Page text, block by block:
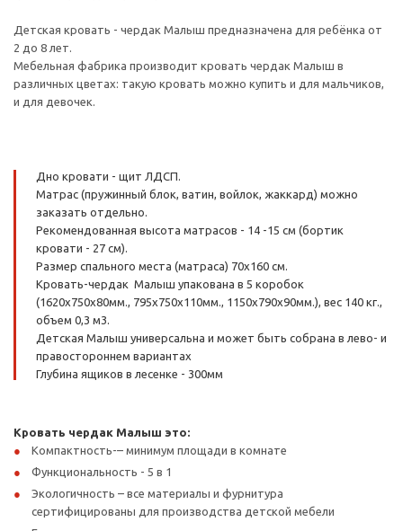
Детская кровать - чердак Малыш предназначена для ребёнка от
2 до 8 лет.
Мебельная фабрика производит кровать чердак Малыш в
различных цветах: такую кровать можно купить и для мальчиков,
и для девочек.
Дно кровати - щит ЛДСП.
Матрас (пружинный блок, ватин, войлок, жаккард) можно
заказать отдельно.
Рекомендованная высота матрасов - 14 -15 см (бортик
кровати - 27 см).
Размер спального места (матраса) 70х160 см.
Кровать-чердак Малыш упакована в 5 коробок
(1620х750х80мм., 795х750х110мм., 1150х790х90мм.), вес 140 кг.,
объем 0,3 м3.
Детская Малыш универсальна и может быть собрана в лево- и
правостороннем вариантах
Глубина ящиков в лесенке - 300мм
Кровать чердак Малыш это:
Компактность-– минимум площади в комнате
Функциональность - 5 в 1
Экологичность – все материалы и фурнитура
сертифицированы для производства детской мебели